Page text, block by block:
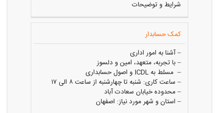
شرایط و توضیحات
کمک حسابدار
– آشنا به امور اداری
– با تجربه، متعهد، امین و دلسوز
– مسلط به ICDL و اصول حسابداری
– ساعت کاری: شنبه تا چهارشنبه از ساعت ۸ الی ۱۷
– محدوده خیابان سعادت آباد
– استان و شهر مورد نیاز: اصفهان